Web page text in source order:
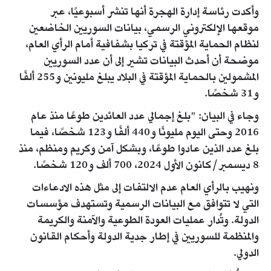
وأكدت رئاسة إدارة الهجرة أنها تنشر أسبوعيًا، عبر
موقعها الإلكتروني الرسمي، بيانات السوريين الخاضعين
لنظام الحماية المؤقتة في تركيا بشفافية أمام الرأي العام،
موضحة أن أحدث البيانات تشير إلى أن عدد السوريين
المشمولين بالحماية المؤقتة في البلاد يبلغ مليونين و255 ألفًا
و31 شخصًا.
وجاء في البيان: "بلغ إجمالي عدد العائدين طوعًا منذ عام
2016 وحتى اليوم مليونًا و440 ألفًا و123 شخصًا، فيما
بلغ عدد الذين عادوا طوعًا، وبشكل آمن وكريم ومنظم، منذ
8 ديسمبر/كانون الأول 2024، 700 ألف و120 شخصًا.
ونهيب بالرأي العام عدم الالتفات إلى مثل هذه الادعاءات
التي لا تتوافق مع البيانات الرسمية وتستهدف مؤسسات
الدولة. وتُدار عمليات العودة الطوعية والآمنة والكريمة
والمنظمة للسوريين في إطار جدية الدولة وأحكام القانون
الدولي.